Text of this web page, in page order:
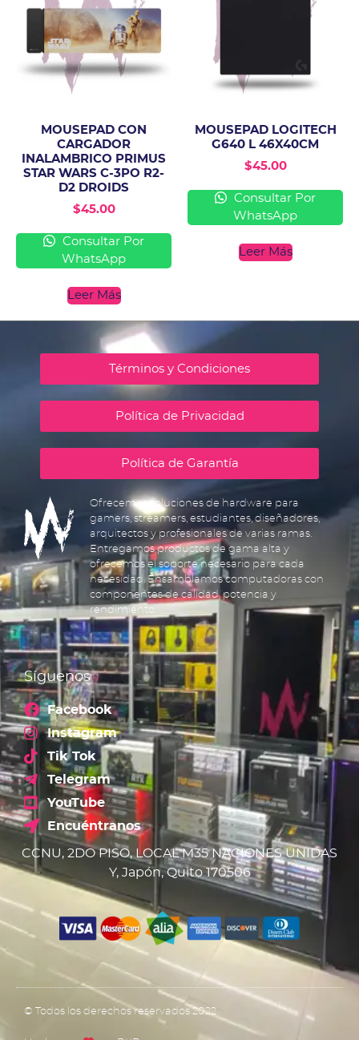
MOUSEPAD CON
CARGADOR
INALAMBRICO PRIMUS
STAR WARS C-3PO R2-
D2 DROIDS
$45.00
Consultar Por
WhatsApp
Leer Más
MOUSEPAD LOGITECH
G640 L 46X40CM
$45.00
Consultar Por
WhatsApp
Leer Más
Términos y Condiciones
Política de Privacidad
Política de Garantía
Ofrecemos soluciones de hardware para
gamers, streamers, estudiantes, diseñadores,
arquitectos y profesionales de varias ramas.
Entregamos productos de gama alta y
ofrecemos el soporte necesario para cada
necesidad. Ensamblamos computadoras con
componentes de calidad, potencia y
rendimiento.
Síguenos
Facebook
Instagram
Tik Tok
Telegram
YouTube
Encuéntranos
CCNU, 2DO PISO, LOCAL M35 NACIONES UNIDAS
Y, Japón, Quito 170506
© Todos los derechos reservados 2022